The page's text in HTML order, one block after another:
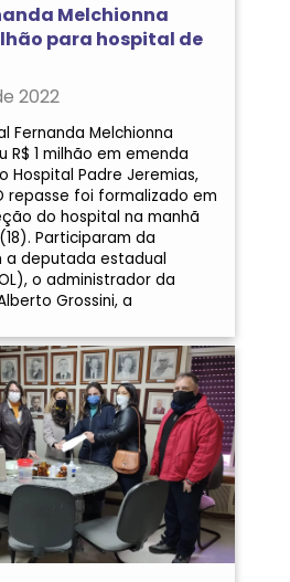
Melchionna
para hospital de
2022
Fernanda Melchionna
R$ 1 milhão em emenda
Hospital Padre Jeremias,
repasse foi formalizado em
do hospital na manhã
Participaram da
deputada estadual
o administrador da
Grossini, a